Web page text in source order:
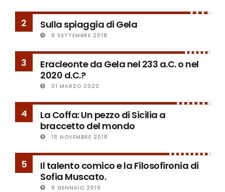
2 Sulla spiaggia di Gela
9 SETTEMBRE 2018
3
Eracleonte da Gela nel 233 a.C. o nel
2020 d.C.?
31 MARZO 2020
4
La Coffa: Un pezzo di Sicilia a
braccetto del mondo
19 NOVEMBRE 2018
5
Il talento comico e la Filosofironia di
Sofia Muscato.
9 GENNAIO 2019